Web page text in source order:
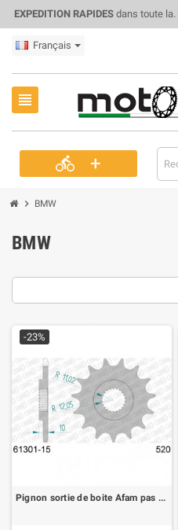
EXPEDITION RAPIDESdans toute la.
Français
view_headline
directions_bike +
chevron_right BMW
BMW
-23%
Pignon sortie de boite Afam pas 520 15 dent Aprilia Pegaso 650, BMW F 650, G 650 GS